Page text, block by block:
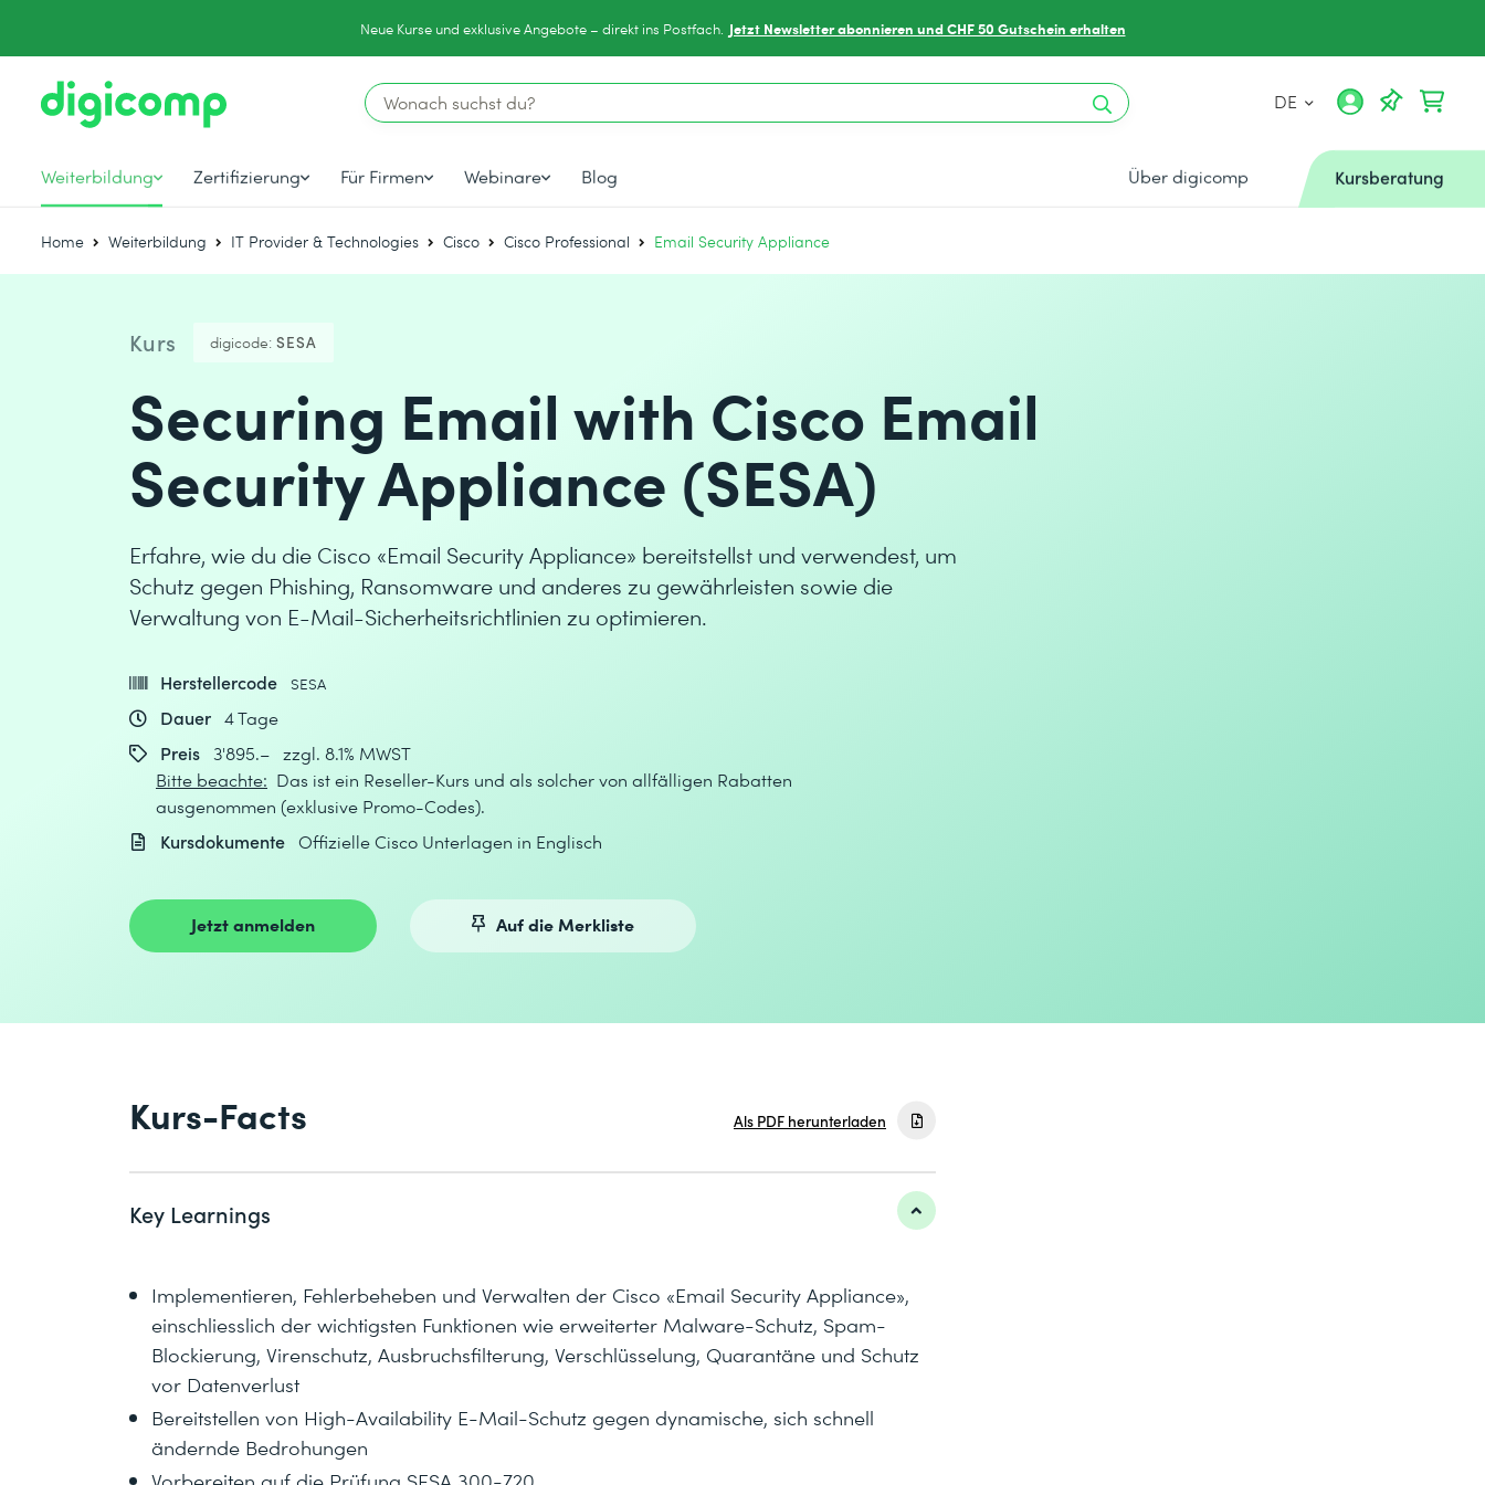
Neue Kurse und exklusive Angebote – direkt ins Postfach. Jetzt Newsletter abonnieren und CHF 50 Gutschein erhalten
DE
Weiterbildung Zertifizierung Für Firmen Webinare Blog Über digicomp Kursberatung
Home Weiterbildung IT Provider & Technologies Cisco Cisco Professional Email Security Appliance
Kurs digicode: SESA
Securing Email with Cisco Email
Security Appliance (SESA)
Erfahre, wie du die Cisco «Email Security Appliance» bereitstellst und verwendest, um
Schutz gegen Phishing, Ransomware und anderes zu gewährleisten sowie die
Verwaltung von E-Mail-Sicherheitsrichtlinien zu optimieren.
Herstellercode SESA
Dauer 4 Tage
Preis 3'895.– zzgl. 8.1% MWST
Bitte beachte: Das ist ein Reseller-Kurs und als solcher von allfälligen Rabatten
ausgenommen (exklusive Promo-Codes).
Kursdokumente Offizielle Cisco Unterlagen in Englisch
Jetzt anmelden Auf die Merkliste
Kurs-Facts Als PDF herunterladen
Key Learnings
Implementieren, Fehlerbeheben und Verwalten der Cisco «Email Security Appliance»,
einschliesslich der wichtigsten Funktionen wie erweiterter Malware-Schutz, Spam-
Blockierung, Virenschutz, Ausbruchsfilterung, Verschlüsselung, Quarantäne und Schutz
vor Datenverlust
Bereitstellen von High-Availability E-Mail-Schutz gegen dynamische, sich schnell
ändernde Bedrohungen